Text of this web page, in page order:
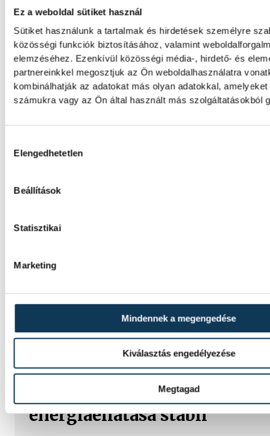
Ez a weboldal sütiket használ
Sütiket használunk a tartalmak és hirdetések személyre
közösségi funkciók biztosításához, valamint
elemzéséhez. Ezenkívül közösségi média-, hirdető- és
partnereinkkel megosztjuk az Ön weboldalhasználatra
kombinálhatják az adatokat más olyan adatokkal,
számukra vagy az Ön által használt más szolgáltatásokból
Elengedhetetlen
Beállítások
Statisztikai
Marketing
Mindennek a megengedése
Kiválasztás engedélyezése
Megtagad
idő szerint 8:35 körül a Hold felszínébe
becsapódást a Földről szabad szemmel
látni, a szakemberek azonban
eseményt.
Rekordok Európában –
Magyarország a legforróbb,
Angliában szárazság tombol
dönt a hőség. Magyarország a legforróbb
A múltban és ma is rossz
Újra kilátszik a Dunából az aszály hírnöke!
felbukkanása egyet jelentett az
klímaváltozás okozta extrém szárazságra
figyelmet. Elmeséljük a baljós kőtömb
Magyar Péter:
energiaellátása stabil